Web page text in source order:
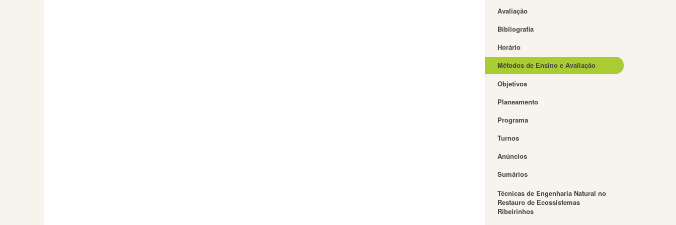
Avaliação
Bibliografia
Horário
Métodos de Ensino e Avaliação
Objetivos
Planeamento
Programa
Turnos
Anúncios
Sumários
Técnicas de Engenharia Natural no
Restauro de Ecossistemas
Ribeirinhos